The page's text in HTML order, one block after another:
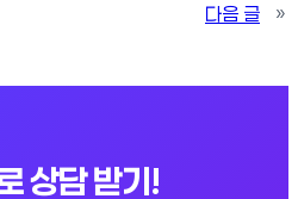
다음 글
»
상담 받기!